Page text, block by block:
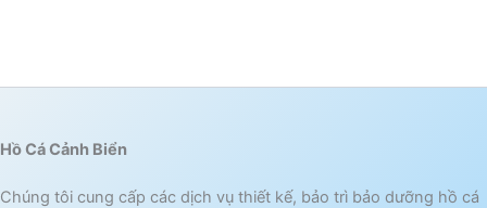
Hồ Cá Cảnh Biển
Chúng tôi cung cấp các dịch vụ thiết kế, bảo trì bảo dưỡng hồ cá